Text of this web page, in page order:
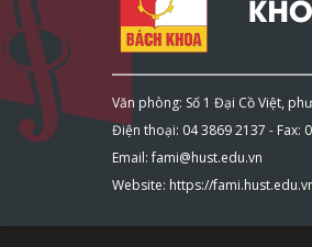
Văn phòng: Số 1 Đại Cồ Việt,
Điện thoại: 04 3869 2137 - Fax:
Email: fami@hust.edu.vn
Website: https://